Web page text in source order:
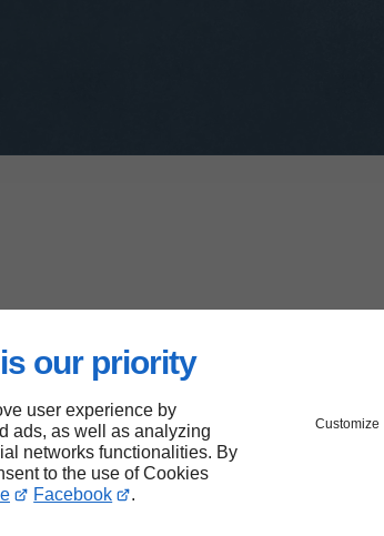
our priority
user experience by
ads, as well as analyzing
networks functionalities. By
to the use of Cookies
Facebook .
Customize